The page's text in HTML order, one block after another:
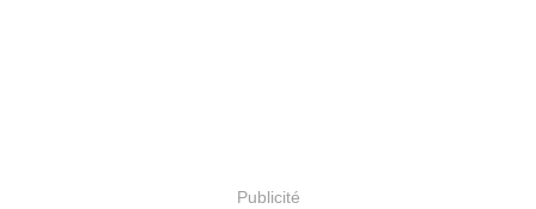
Publicité